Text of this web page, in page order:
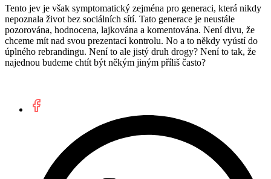
Tento jev je však symptomatický zejména pro generaci, která nikdy
nepoznala život bez sociálních sítí. Tato generace je neustále
pozorována, hodnocena, lajkována a komentována. Není divu, že
chceme mít nad svou prezentací kontrolu. No a to někdy vyústí do
úplného rebrandingu. Není to ale jistý druh drogy? Není to tak, že
najednou budeme chtít být někým jiným příliš často?